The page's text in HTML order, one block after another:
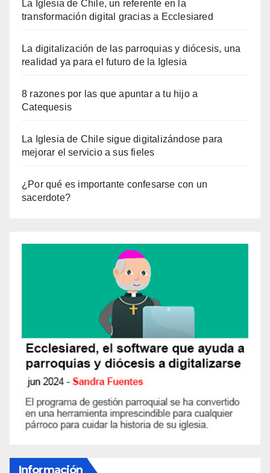
La Iglesia de Chile, un referente en la
transformación digital gracias a Ecclesiared
La digitalización de las parroquias y diócesis, una
realidad ya para el futuro de la Iglesia
8 razones por las que apuntar a tu hijo a
Catequesis
La Iglesia de Chile sigue digitalizándose para
mejorar el servicio a sus fieles
¿Por qué es importante confesarse con un
sacerdote?
Información